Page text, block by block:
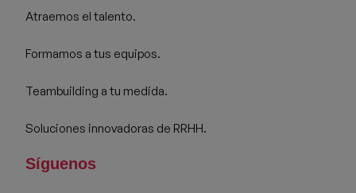
Atraemos el talento.
Formamos a tus equipos.
Teambuilding a tu medida.
Soluciones innovadoras de RRHH.
Síguenos